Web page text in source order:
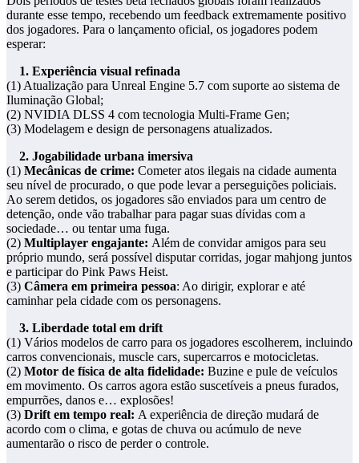
durante esse tempo, recebendo um feedback extremamente positivo
dos jogadores. Para o lançamento oficial, os jogadores podem
esperar:
1. Experiência visual refinada
(1) Atualização para Unreal Engine 5.7 com suporte ao sistema de
Iluminação Global;
(2) NVIDIA DLSS 4 com tecnologia Multi-Frame Gen;
(3) Modelagem e design de personagens atualizados.
2. Jogabilidade urbana imersiva
(1) Mecânicas de crime: Cometer atos ilegais na cidade aumenta
seu nível de procurado, o que pode levar a perseguições policiais.
Ao serem detidos, os jogadores são enviados para um centro de
detenção, onde vão trabalhar para pagar suas dívidas com a
sociedade… ou tentar uma fuga.
(2) Multiplayer engajante: Além de convidar amigos para seu
próprio mundo, será possível disputar corridas, jogar mahjong juntos
e participar do Pink Paws Heist.
(3) Câmera em primeira pessoa: Ao dirigir, explorar e até
caminhar pela cidade com os personagens.
3. Liberdade total em drift
(1) Vários modelos de carro para os jogadores escolherem, incluindo
carros convencionais, muscle cars, supercarros e motocicletas.
(2) Motor de física de alta fidelidade: Buzine e pule de veículos
em movimento. Os carros agora estão suscetíveis a pneus furados,
empurrões, danos e… explosões!
(3) Drift em tempo real: A experiência de direção mudará de
acordo com o clima, e gotas de chuva ou acúmulo de neve
aumentarão o risco de perder o controle.